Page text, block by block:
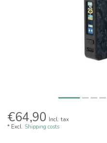
€64,90 Incl. tax
* Excl. Shipping costs